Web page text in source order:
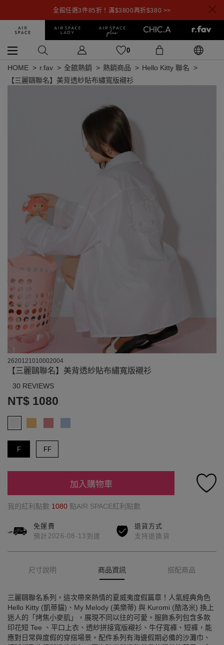
全館任選3件85折！滿$3800再折$380 >>
0
HOME r.fav 全館熱銷 熱銷商品
Hello Kitty 聯名
【三麗鷗聯名】美背透紗貼布繡寬版襯衫
2620121010002004
【三麗鷗聯名】美背透紗貼布繡寬版襯衫
30 REVIEWS
NT$ 1080
F FF
加入購物車
我的紅利點數 1080 點AIR SPACE紅利點數
免運費
預計2026-08-13到達
退貨方式
支持退換貨
尺寸說明 商品資訊 搭配商品
三麗鷗聯名系列，這次帶來熱情的夏威夷度假篇章！人氣經典角色
Hello Kitty (凱蒂貓)、My Melody (美樂蒂) 與 Kuromi (酷洛米) 換上
迷人的「烤焦小麥肌」，展現不同以往的可愛。服飾系列包含多款
印花短 Tee 、平口上衣、透紗拼接寬版襯衫、牛仔寬褲、短褲，能
應對日常與度假的穿搭場景。配件系列有海邊假期必備的沙灘巾、